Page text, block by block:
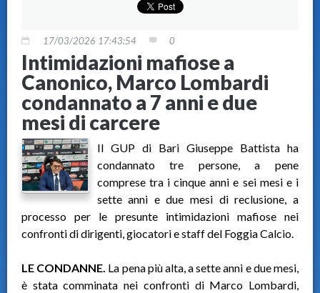
17/03/2026 17:43:54 0
Intimidazioni mafiose a
Canonico, Marco Lombardi
condannato a 7 anni e due
mesi di carcere
Il GUP di Bari Giuseppe Battista ha
condannato tre persone, a pene
comprese tra i cinque anni e sei mesi e i
sette anni e due mesi di reclusione, a
processo per le presunte intimidazioni mafiose nei
confronti di dirigenti, giocatori e staff del Foggia Calcio.
LE CONDANNE. La pena più alta, a sette anni e due mesi,
è stata comminata nei confronti di Marco Lombardi,